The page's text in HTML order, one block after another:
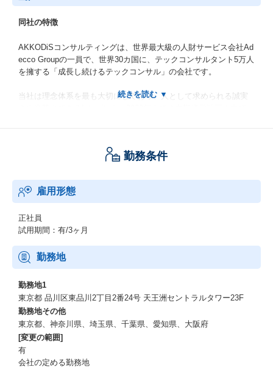
同社の特徴
AKKODiSコンサルティングは、世界最大級の人財サービス会社Ad
ecco Groupの一員で、世界30カ国に、テックコンサルタント5万人
を擁する「成長し続けるテックコンサル」の会社です。
当社は理念体系を最も大切にしており、人として求められる誠実
特に「現場変革」には強いこだわりをもっており、
え方で、
現場の課題を特定しそこからのボトムアップ提案を通じて、
AIなど最新テクノロジーを通じてイノベーションをおこすためにA
decco Groupが持つグローバルアセットを最大限活用し、
お客様の事業現場と融合＜フュージョン＞することで、
に実現していきます。
Visionの実現を目指す私たちにとって、
【社員一人ひとりが「ライフビジョン」「キャリアビジョン」を
考えること・見つけること・そして社会に広めていくこと】
をとても大切にしています。
そしてそのビジョンと当社が掲げる理念体系（Integrity・企業理
念・DNA・Values・Vision）が重なり合うことを最も大切にしてい
ます。
勤務条件
雇用形態
正社員
試用期間：有/3ヶ月
勤務地
勤務地1
東京都 品川区東品川2丁目2番24号 天王洲セントラルタワー23F
勤務地その他
東京都、神奈川県、埼玉県、千葉県、愛知県、大阪府
[変更の範囲]
有
会社の定める勤務地